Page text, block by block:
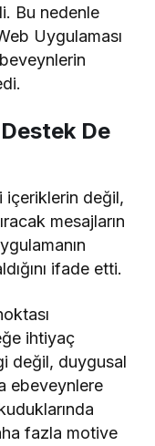
Bu nedenle
Uygulaması
De
içeriklerin değil,
mesajların
ifade etti.
ihtiyaç
değil, duygusal
ebeveynlere
fazla motive